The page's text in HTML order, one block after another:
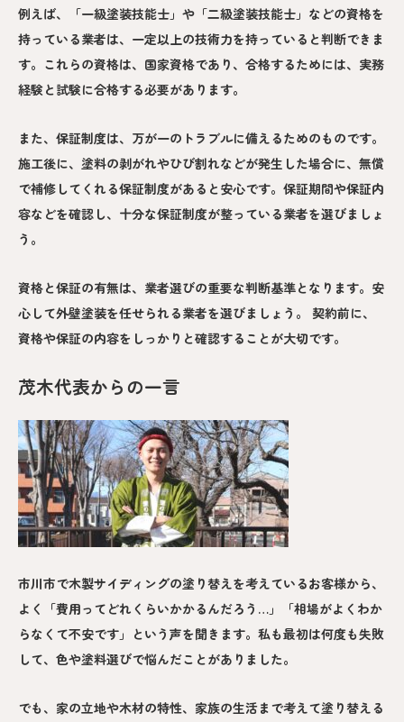
例えば、「一級塗装技能士」や「二級塗装技能士」などの資格を
持っている業者は、一定以上の技術力を持っていると判断できま
す。これらの資格は、国家資格であり、合格するためには、実務
経験と試験に合格する必要があります。
また、保証制度は、万が一のトラブルに備えるためのものです。
施工後に、塗料の剥がれやひび割れなどが発生した場合に、無償
で補修してくれる保証制度があると安心です。保証期間や保証内
容などを確認し、十分な保証制度が整っている業者を選びましょ
う。
資格と保証の有無は、業者選びの重要な判断基準となります。安
心して外壁塗装を任せられる業者を選びましょう。 契約前に、
資格や保証の内容をしっかりと確認することが大切です。
茂木代表からの一言
市川市で木製サイディングの塗り替えを考えているお客様から、
よく「費用ってどれくらいかかるんだろう…」「相場がよくわか
らなくて不安です」という声を聞きます。私も最初は何度も失敗
して、色や塗料選びで悩んだことがありました。
でも、家の立地や木材の特性、家族の生活まで考えて塗り替える